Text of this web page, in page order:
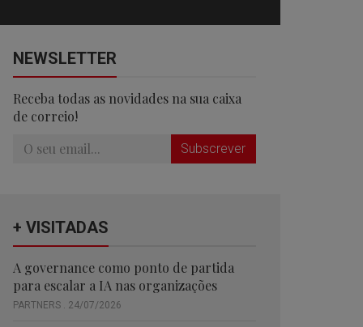
NEWSLETTER
Receba todas as novidades na sua caixa
de correio!
Subscrever
+ VISITADAS
A governance como ponto de partida
para escalar a IA nas organizações
PARTNERS . 24/07/2026